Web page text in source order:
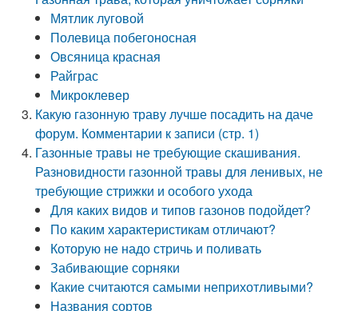
Мятлик луговой
Полевица побегоносная
Овсяница красная
Райграс
Микроклевер
Какую газонную траву лучше посадить на даче
форум. Комментарии к записи (стр. 1)
Газонные травы не требующие скашивания.
Разновидности газонной травы для ленивых, не
требующие стрижки и особого ухода
Для каких видов и типов газонов подойдет?
По каким характеристикам отличают?
Которую не надо стричь и поливать
Забивающие сорняки
Какие считаются самыми неприхотливыми?
Названия сортов